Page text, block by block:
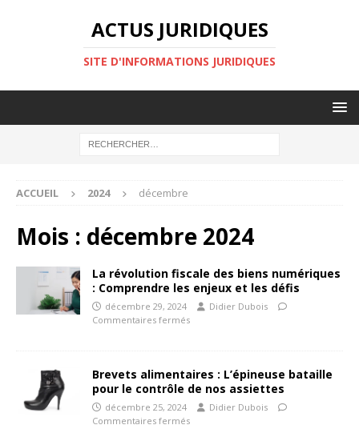
ACTUS JURIDIQUES
SITE D'INFORMATIONS JURIDIQUES
ACCUEIL 2024 décembre
Mois : décembre 2024
La révolution fiscale des biens numériques
: Comprendre les enjeux et les défis
décembre 29, 2024
Didier Dubois
Commentaires fermés
Brevets alimentaires : L’épineuse bataille
pour le contrôle de nos assiettes
décembre 25, 2024
Didier Dubois
Commentaires fermés